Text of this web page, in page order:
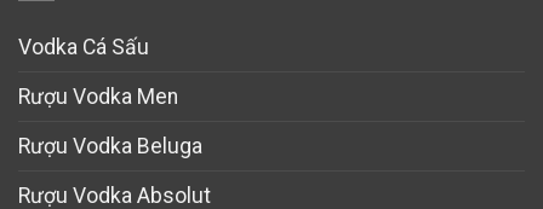
Vodka Cá Sấu
Rượu Vodka Men
Rượu Vodka Beluga
Rượu Vodka Absolut